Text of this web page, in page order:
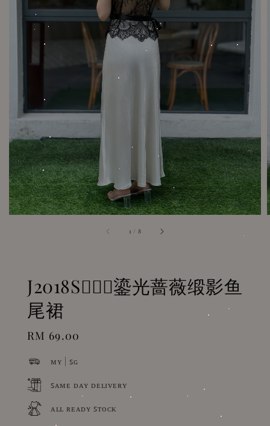
1 / 8
J2018S🧜🏻‍♀️鎏光蔷薇缎影鱼
尾裙
Regular
RM 69.00
ᴍʏ | ꜱɢ
ꜱᴀᴍᴇ ᴅᴀʏ ᴅᴇʟɪᴠᴇʀʏ
ᴀʟʟ ʀᴇᴀᴅʏ ꜱᴛᴏᴄᴋ